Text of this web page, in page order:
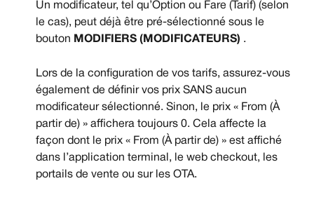
Un modificateur, tel qu’Option ou Fare (Tarif) (selon
le cas), peut déjà être pré-sélectionné sous le
bouton MODIFIERS (MODIFICATEURS) .
Lors de la configuration de vos tarifs, assurez-vous
également de définir vos prix SANS aucun
modificateur sélectionné. Sinon, le prix « From (À
partir de) » affichera toujours 0. Cela affecte la
façon dont le prix « From (À partir de) » est affiché
dans l’application terminal, le web checkout, les
portails de vente ou sur les OTA.